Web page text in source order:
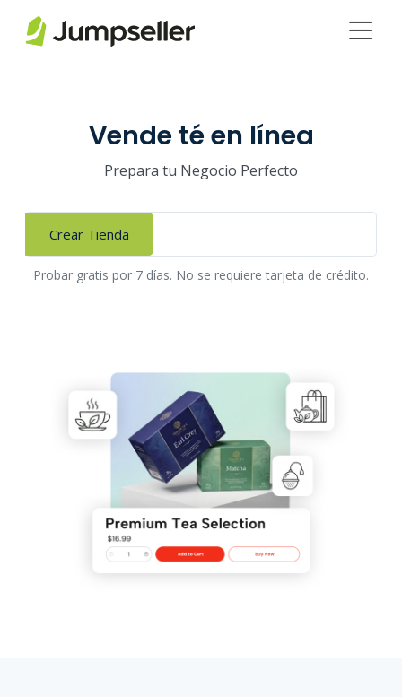
Vende té en línea
Prepara tu Negocio Perfecto
Crear Tienda
Probar gratis por 7 días. No se requiere tarjeta de crédito.